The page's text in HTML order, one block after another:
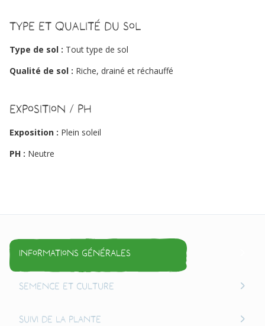
Type et qualité du sol
Type de sol : Tout type de sol
Qualité de sol : Riche, drainé et réchauffé
Exposition / PH
Exposition : Plein soleil
PH : Neutre
Informations générales
Semence et culture
Suivi de la plante